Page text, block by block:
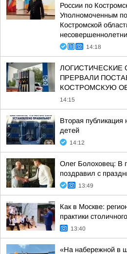
России по
Уполномоченным
Костромской
14:18
ЛОГИСТИЧЕСКИЕ
ПРЕРВАЛИ
КОСТРОМСКУЮ
14:15
Вторая публикация
детей
14:12
Олег Болоховец: В
поздравил с
13:49
Как в Москве:
практики
13:40
«На набережной в